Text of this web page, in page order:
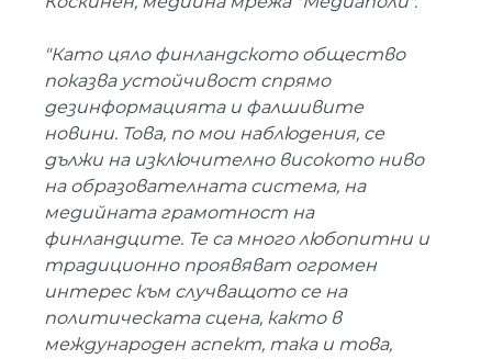
"Като цяло финландското общество
показва устойчивост спрямо
дезинформацията и фалшивите
новини. Това, по мои наблюдения, се
дължи на изключително високото ниво
на образователната система, на
медийната грамотност на
финландците. Те са много любопитни и
традиционно проявяват огромен
интерес към случващото се на
политическата сцена, както в
международен аспект, така и това,